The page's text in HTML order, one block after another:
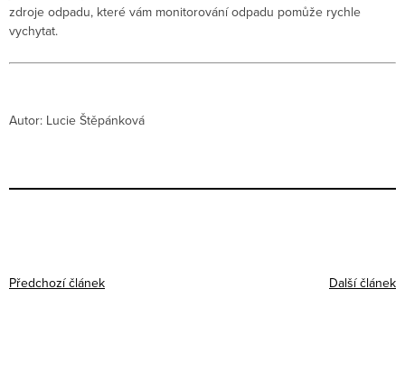
zdroje odpadu, které vám monitorování odpadu pomůže rychle
vychytat.
Autor: Lucie Štěpánková
Předchozí článek Další článek